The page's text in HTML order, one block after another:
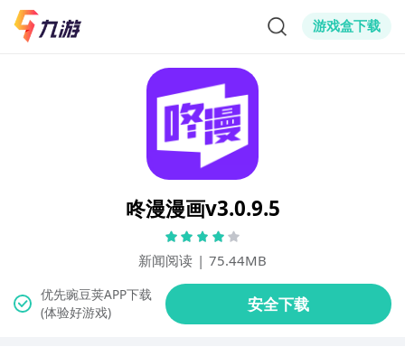
游戏盒下载
咚漫漫画v3.0.9.5
新闻阅读 | 75.44MB
(体验好游戏)